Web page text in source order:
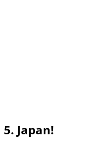
5. Japan!